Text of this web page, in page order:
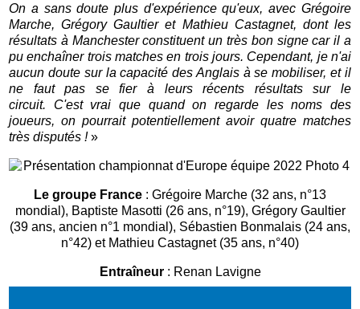
On a sans doute plus d'expérience qu'eux, avec Grégoire
Marche, Grégory Gaultier et Mathieu Castagnet, dont les
résultats à Manchester constituent un très bon signe car il a
pu enchaîner trois matches en trois jours. Cependant, je n'ai
aucun doute sur la capacité des Anglais à se mobiliser, et il
ne faut pas se fier à leurs récents résultats sur le
circuit. C'est vrai que quand on regarde les noms des
joueurs, on pourrait potentiellement avoir quatre matches
très disputés !»
Le groupe France : Grégoire Marche (32 ans, n°13
mondial), Baptiste Masotti (26 ans, n°19), Grégory Gaultier
(39 ans, ancien n°1 mondial), Sébastien Bonmalais (24 ans,
n°42) et Mathieu Castagnet (35 ans, n°40)
Entraîneur: Renan Lavigne